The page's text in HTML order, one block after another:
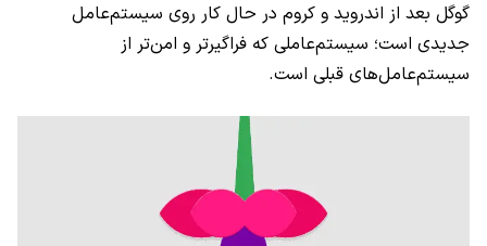
گوگل بعد از اندروید و کروم در حال کار روی سیستم‌عامل
جدیدی است؛ سیستم‌عاملی که فراگیرتر و امن‌تر از
سیستم‌عامل‌های قبلی است.